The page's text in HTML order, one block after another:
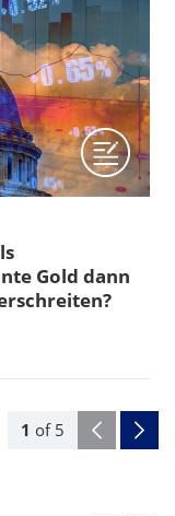
1 of 5
Gold dann